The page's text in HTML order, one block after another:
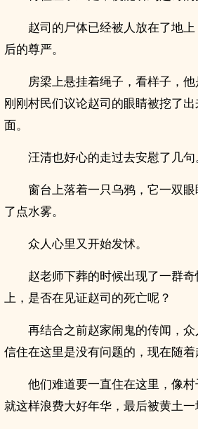
赵司的尸体已经被人放在了地
后的尊严。
房梁上悬挂着绳子，看样子，
刚刚村民们议论赵司的眼睛被挖了
面。
汪清也好心的走过去安慰了几句
窗台上落着一只乌鸦，它一双
了点水雾。
众人心里又开始发怵。
赵老师下葬的时候出现了一群
上，是否在见证赵司的死亡呢？
再结合之前赵家闹鬼的传闻，
信住在这里是没有问题的，现在随
他们难道要一直住在这里，像
就这样浪费大好年华，最后被黄土一